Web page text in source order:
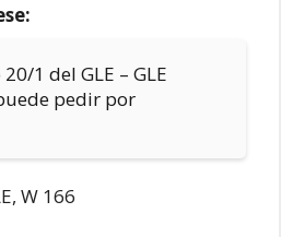
1 del GLE – GLE
pedir por